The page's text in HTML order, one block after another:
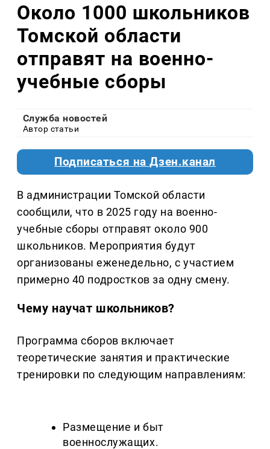
Около 1000 школьников
Томской области
отправят на военно-
учебные сборы
Служба новостей
Автор статьи
Подписаться на Дзен.канал
В администрации Томской области
сообщили, что в 2025 году на военно-
учебные сборы отправят около 900
школьников. Мероприятия будут
организованы еженедельно, с участием
примерно 40 подростков за одну смену.
Чему научат школьников?
Программа сборов включает
теоретические занятия и практические
тренировки по следующим направлениям:
Размещение и быт
военнослужащих.